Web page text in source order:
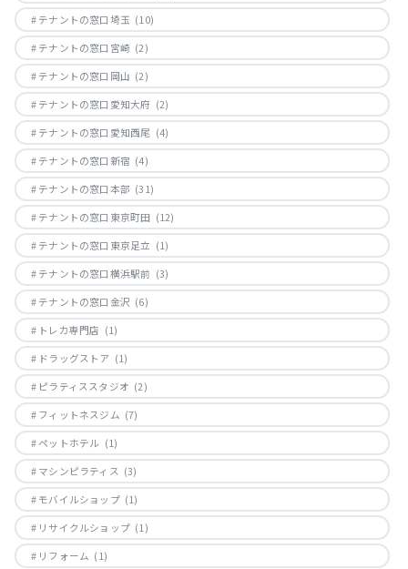
テナントの窓口埼玉 (10)
テナントの窓口宮崎 (2)
テナントの窓口岡山 (2)
テナントの窓口愛知大府 (2)
テナントの窓口愛知西尾 (4)
テナントの窓口新宿 (4)
テナントの窓口本部 (31)
テナントの窓口東京町田 (12)
テナントの窓口東京足立 (1)
テナントの窓口横浜駅前 (3)
テナントの窓口金沢 (6)
トレカ専門店 (1)
ドラッグストア (1)
ピラティススタジオ (2)
フィットネスジム (7)
ペットホテル (1)
マシンピラティス (3)
モバイルショップ (1)
リサイクルショップ (1)
リフォーム (1)